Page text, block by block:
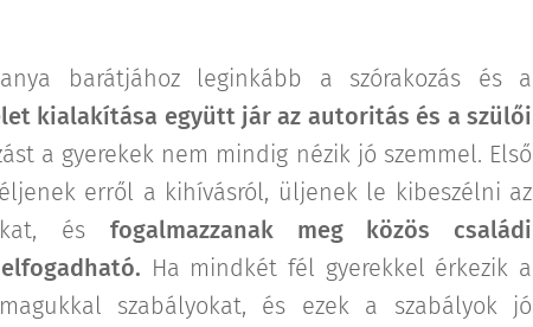
barátjához leginkább a szórakozás és a
kialakítása együtt jár az autoritás és a szülői
a gyerekek nem mindig nézik jó szemmel. Első
erről a kihívásról, üljenek le kibeszélni az
és fogalmazzanak meg közös családi
Ha mindkét fél gyerekkel érkezik a
szabályokat, és ezek a szabályok jó